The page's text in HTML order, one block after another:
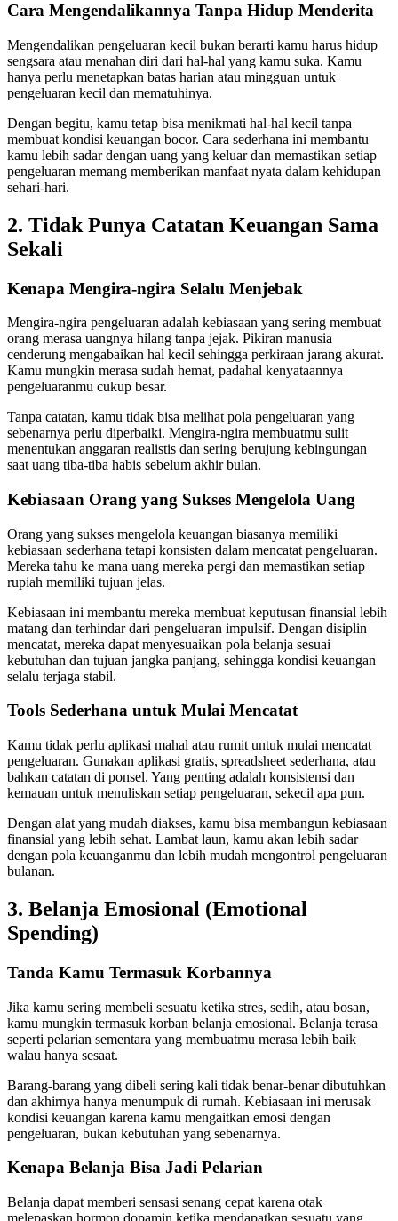
Cara Mengendalikannya Tanpa Hidup Menderita
Mengendalikan pengeluaran kecil bukan berarti kamu harus hidup
sengsara atau menahan diri dari hal-hal yang kamu suka. Kamu
hanya perlu menetapkan batas harian atau mingguan untuk
pengeluaran kecil dan mematuhinya.
Dengan begitu, kamu tetap bisa menikmati hal-hal kecil tanpa
membuat kondisi keuangan bocor. Cara sederhana ini membantu
kamu lebih sadar dengan uang yang keluar dan memastikan setiap
pengeluaran memang memberikan manfaat nyata dalam kehidupan
sehari-hari.
2. Tidak Punya Catatan Keuangan Sama
Sekali
Kenapa Mengira-ngira Selalu Menjebak
Mengira-ngira pengeluaran adalah kebiasaan yang sering membuat
orang merasa uangnya hilang tanpa jejak. Pikiran manusia
cenderung mengabaikan hal kecil sehingga perkiraan jarang akurat.
Kamu mungkin merasa sudah hemat, padahal kenyataannya
pengeluaranmu cukup besar.
Tanpa catatan, kamu tidak bisa melihat pola pengeluaran yang
sebenarnya perlu diperbaiki. Mengira-ngira membuatmu sulit
menentukan anggaran realistis dan sering berujung kebingungan
saat uang tiba-tiba habis sebelum akhir bulan.
Kebiasaan Orang yang Sukses Mengelola Uang
Orang yang sukses mengelola keuangan biasanya memiliki
kebiasaan sederhana tetapi konsisten dalam mencatat pengeluaran.
Mereka tahu ke mana uang mereka pergi dan memastikan setiap
rupiah memiliki tujuan jelas.
Kebiasaan ini membantu mereka membuat keputusan finansial lebih
matang dan terhindar dari pengeluaran impulsif. Dengan disiplin
mencatat, mereka dapat menyesuaikan pola belanja sesuai
kebutuhan dan tujuan jangka panjang, sehingga kondisi keuangan
selalu terjaga stabil.
Tools Sederhana untuk Mulai Mencatat
Kamu tidak perlu aplikasi mahal atau rumit untuk mulai mencatat
pengeluaran. Gunakan aplikasi gratis, spreadsheet sederhana, atau
bahkan catatan di ponsel. Yang penting adalah konsistensi dan
kemauan untuk menuliskan setiap pengeluaran, sekecil apa pun.
Dengan alat yang mudah diakses, kamu bisa membangun kebiasaan
finansial yang lebih sehat. Lambat laun, kamu akan lebih sadar
dengan pola keuanganmu dan lebih mudah mengontrol pengeluaran
bulanan.
3. Belanja Emosional (Emotional
Spending)
Tanda Kamu Termasuk Korbannya
Jika kamu sering membeli sesuatu ketika stres, sedih, atau bosan,
kamu mungkin termasuk korban belanja emosional. Belanja terasa
seperti pelarian sementara yang membuatmu merasa lebih baik
walau hanya sesaat.
Barang-barang yang dibeli sering kali tidak benar-benar dibutuhkan
dan akhirnya hanya menumpuk di rumah. Kebiasaan ini merusak
kondisi keuangan karena kamu mengaitkan emosi dengan
pengeluaran, bukan kebutuhan yang sebenarnya.
Kenapa Belanja Bisa Jadi Pelarian
Belanja dapat memberi sensasi senang cepat karena otak